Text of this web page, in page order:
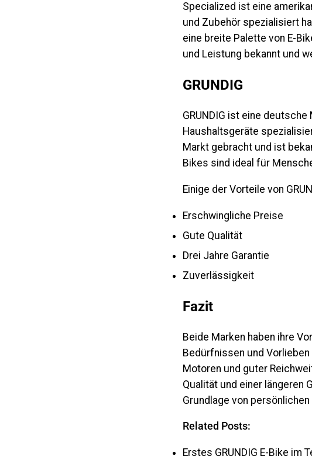
Specialized ist eine
und Zubehör spezialisiert
eine breite Palette von E-
und Leistung bekannt und
GRUNDIG
GRUNDIG ist eine
Haushaltsgeräte
Markt gebracht und ist
Bikes sind ideal für
Einige der Vorteile von G
Erschwingliche Preise
Gute Qualität
Drei Jahre Garantie
Zuverlässigkeit
Fazit
Beide Marken haben ihre
Bedürfnissen und
Motoren und guter
Qualität und einer längeren
Grundlage von
Related Posts:
Erstes GRUNDIG E-Bike